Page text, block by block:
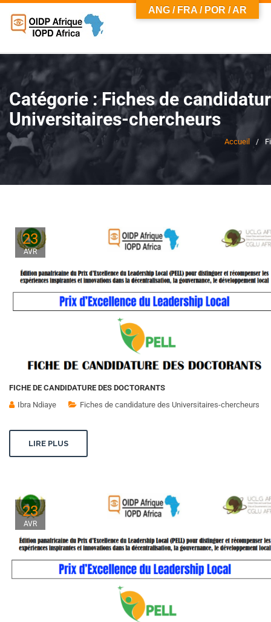
Catégorie :Fiches de
Universitaires-chercheurs
Accueil
23
AVR
FICHE DE CANDIDATURE DES DOCTORANTS
Ibra Ndiaye
Fiches de candidature des Universitaires-chercheurs
LIRE PLUS
23
AVR
ANG / FRA / POR / AR